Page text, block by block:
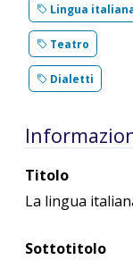
Lingua
Teatro
Dialetti
Titolo
La lingua
Sottotitolo